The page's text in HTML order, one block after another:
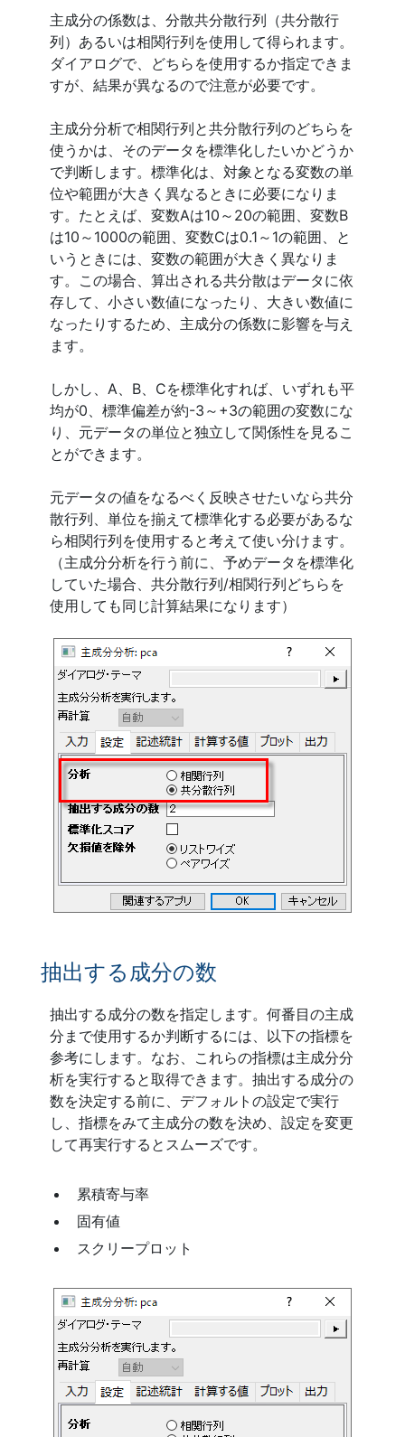
主成分の係数は、分散共分散行列（共分散行
列）あるいは相関行列を使用して得られます。
ダイアログで、どちらを使用するか指定できま
すが、結果が異なるので注意が必要です。
主成分分析で相関行列と共分散行列のどちらを
使うかは、そのデータを標準化したいかどうか
で判断します。標準化は、対象となる変数の単
位や範囲が大きく異なるときに必要になりま
す。たとえば、変数Aは10～20の範囲、変数B
は10～1000の範囲、変数Cは0.1～1の範囲、と
いうときには、変数の範囲が大きく異なりま
す。この場合、算出される共分散はデータに依
存して、小さい数値になったり、大きい数値に
なったりするため、主成分の係数に影響を与え
ます。
しかし、A、B、Cを標準化すれば、いずれも平
均が0、標準偏差が約-3～+3の範囲の変数にな
り、元データの単位と独立して関係性を見るこ
とができます。
元データの値をなるべく反映させたいなら共分
散行列、単位を揃えて標準化する必要があるな
ら相関行列を使用すると考えて使い分けます。
（主成分分析を行う前に、予めデータを標準化
していた場合、共分散行列/相関行列どちらを
使用しても同じ計算結果になります）
抽出する成分の数
抽出する成分の数を指定します。何番目の主成
分まで使用するか判断するには、以下の指標を
参考にします。なお、これらの指標は主成分分
析を実行すると取得できます。抽出する成分の
数を決定する前に、デフォルトの設定で実行
し、指標をみて主成分の数を決め、設定を変更
して再実行するとスムーズです。
累積寄与率
固有値
スクリープロット